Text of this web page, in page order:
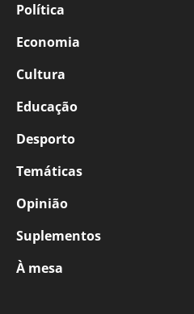
Política
Economia
Cultura
Educação
Desporto
Temáticas
Opinião
Suplementos
À mesa